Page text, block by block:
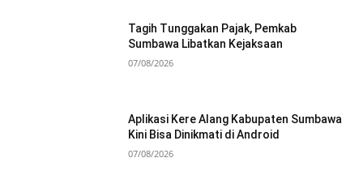
Tagih Tunggakan Pajak, Pemkab
Sumbawa Libatkan Kejaksaan
07/08/2026
Aplikasi Kere Alang Kabupaten Sumbawa
Kini Bisa Dinikmati di Android
07/08/2026